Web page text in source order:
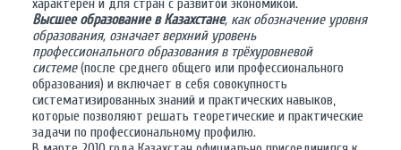
характерен и для стран с развитой экономикой.
Высшее образование в Казахстане, как обозначение уровня
образования, означает верхний уровень
профессионального образования в трёхуровневой
системе(после среднего общего или профессионального
образования) и включает в себя совокупность
систематизированных знаний и практических навыков,
которые позволяют решать теоретические и практические
задачи по профессиональному профилю.